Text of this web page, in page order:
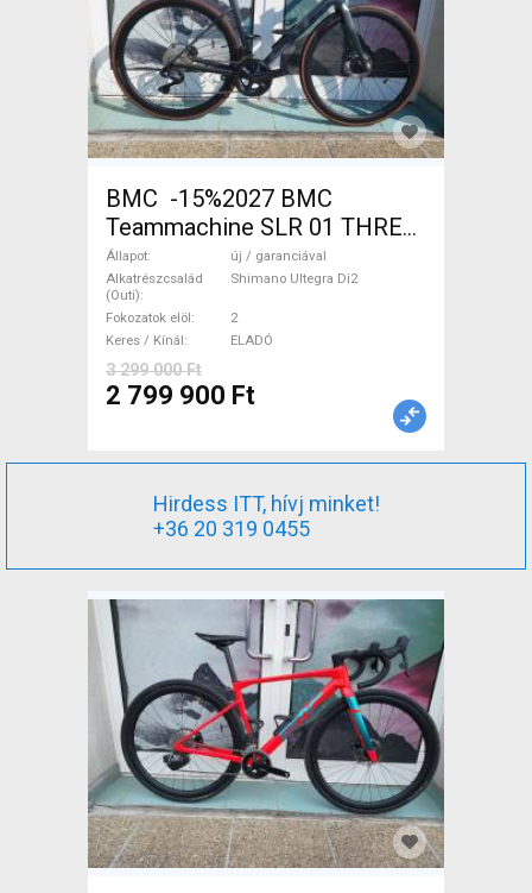
BMC -15%2027 BMC
Teammachine SLR 01 THREE
Ultegra Di2 Országúti
Shimano Ultegra Di2 tárcsafék
új / garanciával ELADÓ
Állapot
új / garanciával
Alkatrészcsalád
(Outi)
Shimano Ultegra Di2
Fokozatok elöl
2
Keres / Kínál
ELADÓ
3 299 000 Ft
2 799 900 Ft
Hirdess ITT, hívj minket!
+36 20 319 0455